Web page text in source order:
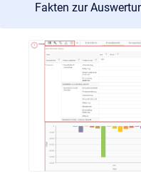
Fakten zur